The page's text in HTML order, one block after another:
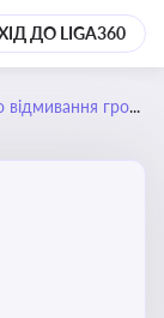
ДО LIGA360
грошей